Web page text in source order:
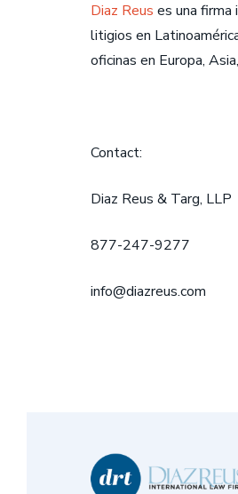
Diaz Reus es una firma
litigios en
oficinas en Europa,
Contact:
Diaz Reus & Targ, LLP
877-247-9277
info@diazreus.com